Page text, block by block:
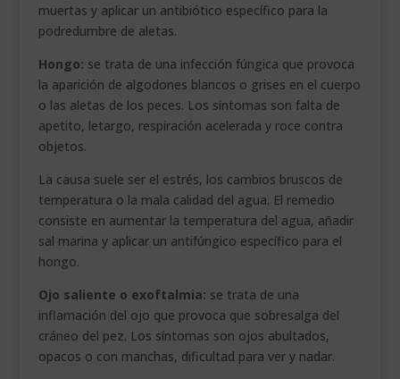
muertas y aplicar un antibiótico específico para la
podredumbre de aletas.
Hongo: se trata de una infección fúngica que provoca
la aparición de algodones blancos o grises en el cuerpo
o las aletas de los peces. Los síntomas son falta de
apetito, letargo, respiración acelerada y roce contra
objetos.
La causa suele ser el estrés, los cambios bruscos de
temperatura o la mala calidad del agua. El remedio
consiste en aumentar la temperatura del agua, añadir
sal marina y aplicar un antifúngico específico para el
hongo.
Ojo saliente o exoftalmia: se trata de una
inflamación del ojo que provoca que sobresalga del
cráneo del pez. Los síntomas son ojos abultados,
opacos o con manchas, dificultad para ver y nadar.